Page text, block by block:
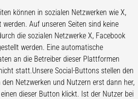
können in sozialen Netzwerken wie X,
Auf unseren Seiten sind keine
die sozialen Netzwerke X, Facebook
werden. Eine automatische
an die Betreiber dieser Plattformen
statt.Unsere Social-Buttons stellen den
Netzwerken und Nutzern erst dann her,
dieser Button klickt. Ist der Nutzer bei